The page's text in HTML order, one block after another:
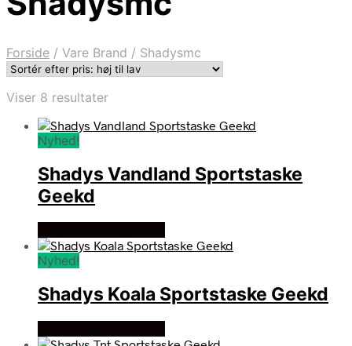
Forside / Vare Brand / Shadysmc
Viser 8 resultaterSorteret
pris:
lav
Nyhed!
Shadys Vandland Sportstaske
Geekd
Nyhed!
Shadys Koala Sportstaske Geekd